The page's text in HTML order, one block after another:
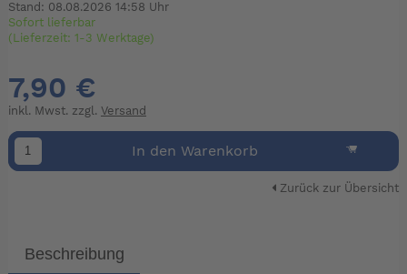
Stand: 08.08.2026 14:58 Uhr
Sofort lieferbar
(Lieferzeit: 1-3 Werktage)
7,90 €
inkl. Mwst. zzgl. Versand
In den Warenkorb
Zurück zur Übersicht
Beschreibung